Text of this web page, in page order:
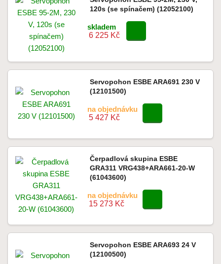
120s (se spínačem) (12052100)
skladem
6 225 Kč
Servopohon ESBE ARA691 230 V
(12101500)
na objednávku
5 427 Kč
Čerpadlová skupina ESBE
GRA311 VRG438+ARA661-20-W
(61043600)
na objednávku
15 273 Kč
Servopohon ESBE ARA693 24 V
(12100500)